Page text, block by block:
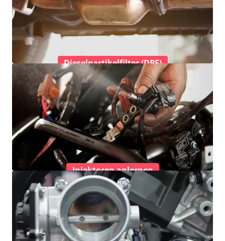
Dieselpartikelfilter (DPF)
Injektoren anlernen